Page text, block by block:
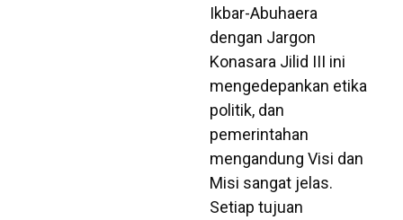
Ikbar-Abuhaera
dengan Jargon
Konasara Jilid III ini
mengedepankan etika
politik, dan
pemerintahan
mengandung Visi dan
Misi sangat jelas.
Setiap tujuan